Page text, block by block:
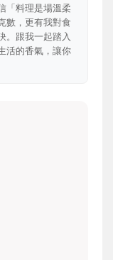
「料理是場溫柔
數，更有我對食
。跟我一起踏入
活的香氣，讓你